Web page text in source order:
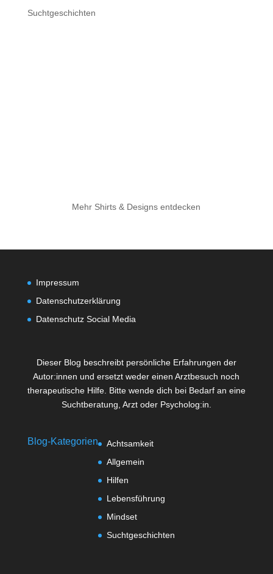
Suchtgeschichten
Mehr Shirts & Designs entdecken
Impressum
Datenschutzerklärung
Datenschutz Social Media
Dieser Blog beschreibt persönliche Erfahrungen der
Autor:innen und ersetzt weder einen Arztbesuch noch
therapeutische Hilfe. Bitte wende dich bei Bedarf an eine
Suchtberatung, Arzt oder Psycholog:in.
Blog-Kategorien
Achtsamkeit
Allgemein
Hilfen
Lebensführung
Mindset
Suchtgeschichten